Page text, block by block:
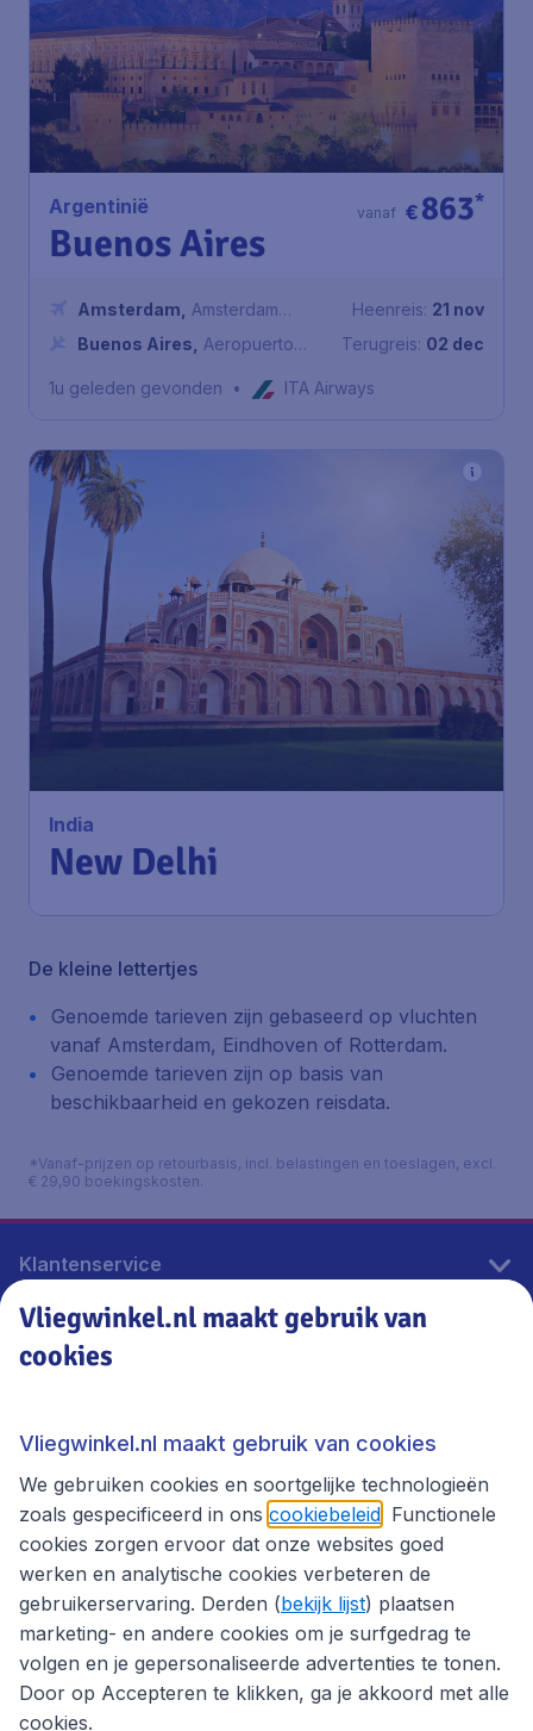
Argentinië
Buenos Aires
€863*
vanaf
Amsterdam
Amsterdam
Airport Schiphol
Buenos Aires
Aeropuerto
Heenreis: 21 nov
Terugreis: 02 dec
1u geleden gevonden • ITA Airways
New Delhi
€684*
vanaf
Schiphol
International Airport
De kleine lettertjes
Genoemde tarieven zijn gebaseerd op vluchten
vanaf Amsterdam, Eindhoven of Rotterdam.
Genoemde tarieven zijn op basis van
beschikbaarheid en gekozen reisdata.
*Vanaf-prijzen op retourbasis, incl. belastingen en toeslagen, excl.
€ 29,90 boekingskosten.
Klantenservice
Vliegwinkel.nl
Thema's
Vliegwinkel.nl maakt gebruik van
cookies
Vliegwinkel.nl maakt gebruik van cookies
We gebruiken cookies en soortgelijke technologieën
zoals gespecificeerd in ons cookiebeleid . Functionele
cookies zorgen ervoor dat onze websites goed
werken en analytische cookies verbeteren de
gebruikerservaring. Derden (bekijk lijst) plaatsen
marketing- en andere cookies om je surfgedrag te
volgen en je gepersonaliseerde advertenties te tonen.
Door op Accepteren te klikken, ga je akkoord met alle
cookies.